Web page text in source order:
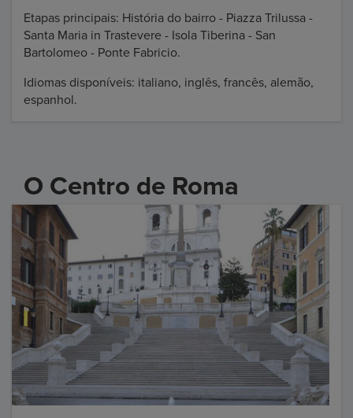
Etapas principais: História do bairro - Piazza Trilussa -
Santa Maria in Trastevere - Isola Tiberina - San
Bartolomeo - Ponte Fabricio.
Idiomas disponíveis: italiano, inglês, francês, alemão,
espanhol.
O Centro de Roma